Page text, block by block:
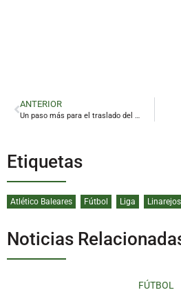
ANTERIOR
Un paso más para el traslado del Santa Engracia
Etiquetas
Atlético Baleares Fútbol Liga Linarejos
Noticias
FÚTBOL